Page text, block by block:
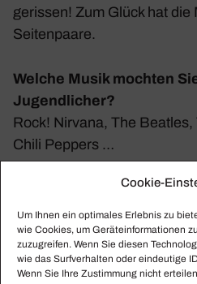
Cookie-
Um Ihnen ein optimales Erlebnis zu
wie Cookies, um Geräteinformationen
zuzugreifen. Wenn Sie diesen
wie das Surfverhalten oder eindeutige
Wenn Sie Ihre Zustimmung nicht
gerissen! Zum Glück hat die
Seiten­paare.
Welche Musik mochten
Jugendlicher?
Rock! Nirvana, The
Chili Peppers …
Ein Werk, das Ihr Leben
Avner Dormans »Mandolin
am Anfang meines
zu geben und es so oft wie
spielen, hat zu vielen